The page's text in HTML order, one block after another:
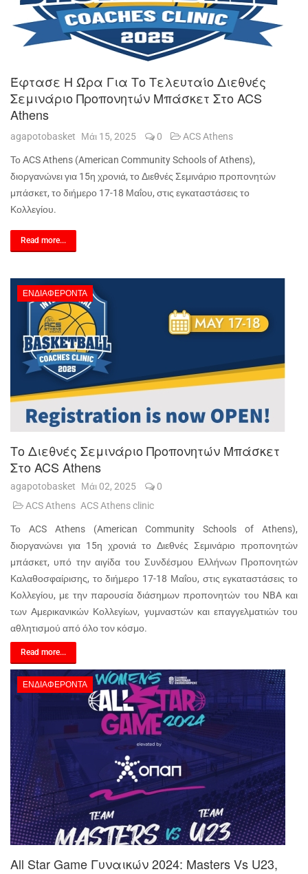
Έφτασε Η Ώρα Για Το Τελευταίο Διεθνές
Σεμινάριο Προπονητών Μπάσκετ Στο ACS
Athens
agapotobasket Μάι 15, 2025 0 ACS Athens
Το ΑCS Athens (American Community Schools of Athens),
διοργανώνει για 15η χρονιά, το Διεθνές Σεμινάριο προπονητών
μπάσκετ, το διήμερο 17-18 Μαΐου, στις εγκαταστάσεις το
Κολλεγίου.
Read more...
ΕΝΔΙΑΦΈΡΟΝΤΑ
Το Διεθνές Σεμινάριο Προπονητών Μπάσκετ
Στο ACS Athens
agapotobasket Μάι 02, 2025
0
ACS Athens ACS Athens clinic
Το ΑCS Athens (American Community Schools of Athens),
διοργανώνει για 15η χρονιά το Διεθνές Σεμινάριο προπονητών
μπάσκετ, υπό την αιγίδα του Συνδέσμου Ελλήνων Προπονητών
Καλαθοσφαίρισης, το διήμερο 17-18 Μαΐου, στις εγκαταστάσεις το
Κολλεγίου, με την παρουσία διάσημων προπονητών του NBA και
των Αμερικανικών Κολλεγίων, γυμναστών και επαγγελματιών του
αθλητισμού από όλο τον κόσμο.
Read more...
ΕΝΔΙΑΦΈΡΟΝΤΑ
All Star Game Γυναικών 2024: Masters Vs U23,